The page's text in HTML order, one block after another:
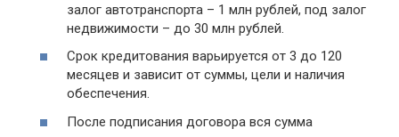
залог автотранспорта – 1 млн рублей, под залог
недвижимости – до 30 млн рублей.
Срок кредитования варьируется от 3 до 120
месяцев и зависит от суммы, цели и наличия
обеспечения.
После подписания договора вся сумма